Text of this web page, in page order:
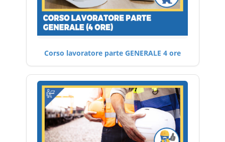
Corso lavoratore parte GENERALE 4 ore